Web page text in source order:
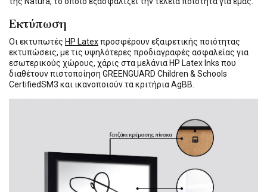
Εκτύπωση
Οι εκτυπωτές HP Latexπροσφέρουν εξαιρετικής ποιότητας
εκτυπώσεις, με τις υψηλότερες προδιαγραφές ασφαλείας για
εσωτερικούς χώρους, χάρις στα μελάνια HP Latex Inks που
διαθέτουν πιστοποίηση GREENGUARD Children & Schools
CertifiedSM3 και ικανοποιούν τα κριτήρια AgBB.